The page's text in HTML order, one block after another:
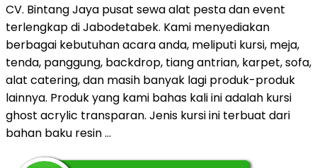
CV. Bintang Jaya pusat sewa alat pesta dan event
terlengkap di Jabodetabek. Kami menyediakan
berbagai kebutuhan acara anda, meliputi kursi, meja,
tenda, panggung, backdrop, tiang antrian, karpet, sofa,
alat catering, dan masih banyak lagi produk-produk
lainnya. Produk yang kami bahas kali ini adalah kursi
ghost acrylic transparan. Jenis kursi ini terbuat dari
bahan baku resin …